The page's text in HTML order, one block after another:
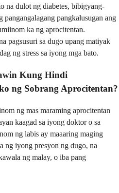
na dulot ng diabetes, bibigyang-
pangkalusugan ang
ka ng aprocitentan.
pagsusuri sa dugo upang matiyak
ng stress sa iyong mga bato.
Kung Hindi
ng Sobrang Aprocitentan?
ng mas maraming aprocitentan
kaagad sa iyong doktor o sa
ng labis ay maaaring maging
ng iyong presyon ng dugo, na
ng malay, o iba pang